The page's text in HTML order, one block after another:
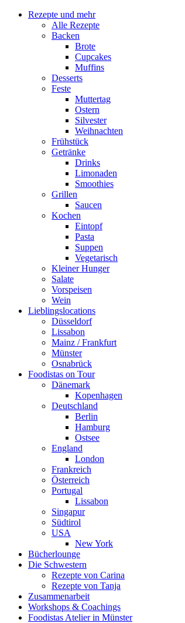
Rezepte und mehr
Alle Rezepte
Backen
Brote
Cupcakes
Muffins
Desserts
Feste
Muttertag
Ostern
Silvester
Weihnachten
Frühstück
Getränke
Drinks
Limonaden
Smoothies
Grillen
Saucen
Kochen
Eintopf
Pasta
Suppen
Vegetarisch
Kleiner Hunger
Salate
Vorspeisen
Wein
Lieblingslocations
Düsseldorf
Lissabon
Mainz / Frankfurt
Münster
Osnabrück
Foodistas on Tour
Dänemark
Kopenhagen
Deutschland
Berlin
Hamburg
Ostsee
England
London
Frankreich
Österreich
Portugal
Lissabon
Singapur
Südtirol
USA
New York
Bücherlounge
Die Schwestern
Rezepte von Carina
Rezepte von Tanja
Zusammenarbeit
Workshops & Coachings
Foodistas Atelier in Münster